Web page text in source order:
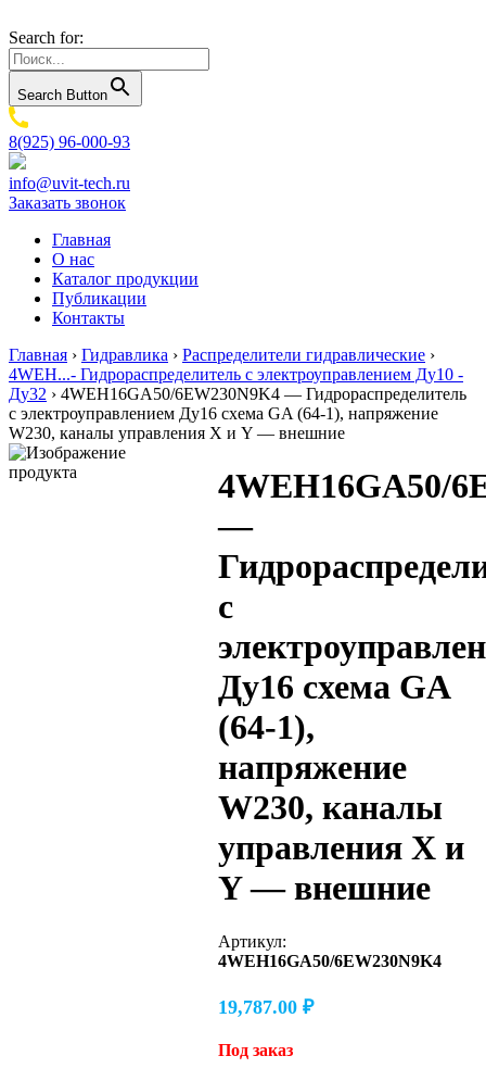
Search for:
Search Button
8(925) 96-000-93
info@uvit-tech.ru
Заказать звонок
Главная
О нас
Каталог продукции
Публикации
Контакты
Главная › Гидравлика › Распределители гидравлические ›
4WEH...- Гидрораспределитель с электроуправлением Ду10 -
Ду32 › 4WEH16GA50/6EW230N9K4 — Гидрораспределитель
с электроуправлением Ду16 схема GA (64-1), напряжение
W230, каналы управления X и Y — внешние
4WEH16GA50/
—
с
Ду16 схема GA
(64-1),
напряжение
W230, каналы
управления X и
Y — внешние
Артикул:
4WEH16GA50/6EW230N9K4
19,787.00 ₽
Под заказ